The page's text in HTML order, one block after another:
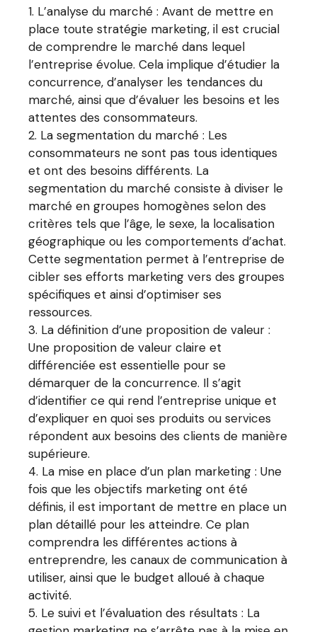
L’analyse du marché : Avant de mettre en
place toute stratégie marketing, il est crucial
de comprendre le marché dans lequel
l’entreprise évolue. Cela implique d’étudier la
concurrence, d’analyser les tendances du
marché, ainsi que d’évaluer les besoins et les
attentes des consommateurs.
La segmentation du marché : Les
consommateurs ne sont pas tous identiques
et ont des besoins différents. La
segmentation du marché consiste à diviser le
marché en groupes homogènes selon des
critères tels que l’âge, le sexe, la localisation
géographique ou les comportements d’achat.
Cette segmentation permet à l’entreprise de
cibler ses efforts marketing vers des groupes
spécifiques et ainsi d’optimiser ses
ressources.
La définition d’une proposition de valeur :
Une proposition de valeur claire et
différenciée est essentielle pour se
démarquer de la concurrence. Il s’agit
d’identifier ce qui rend l’entreprise unique et
d’expliquer en quoi ses produits ou services
répondent aux besoins des clients de manière
supérieure.
La mise en place d’un plan marketing : Une
fois que les objectifs marketing ont été
définis, il est important de mettre en place un
plan détaillé pour les atteindre. Ce plan
comprendra les différentes actions à
entreprendre, les canaux de communication à
utiliser, ainsi que le budget alloué à chaque
activité.
Le suivi et l’évaluation des résultats : La